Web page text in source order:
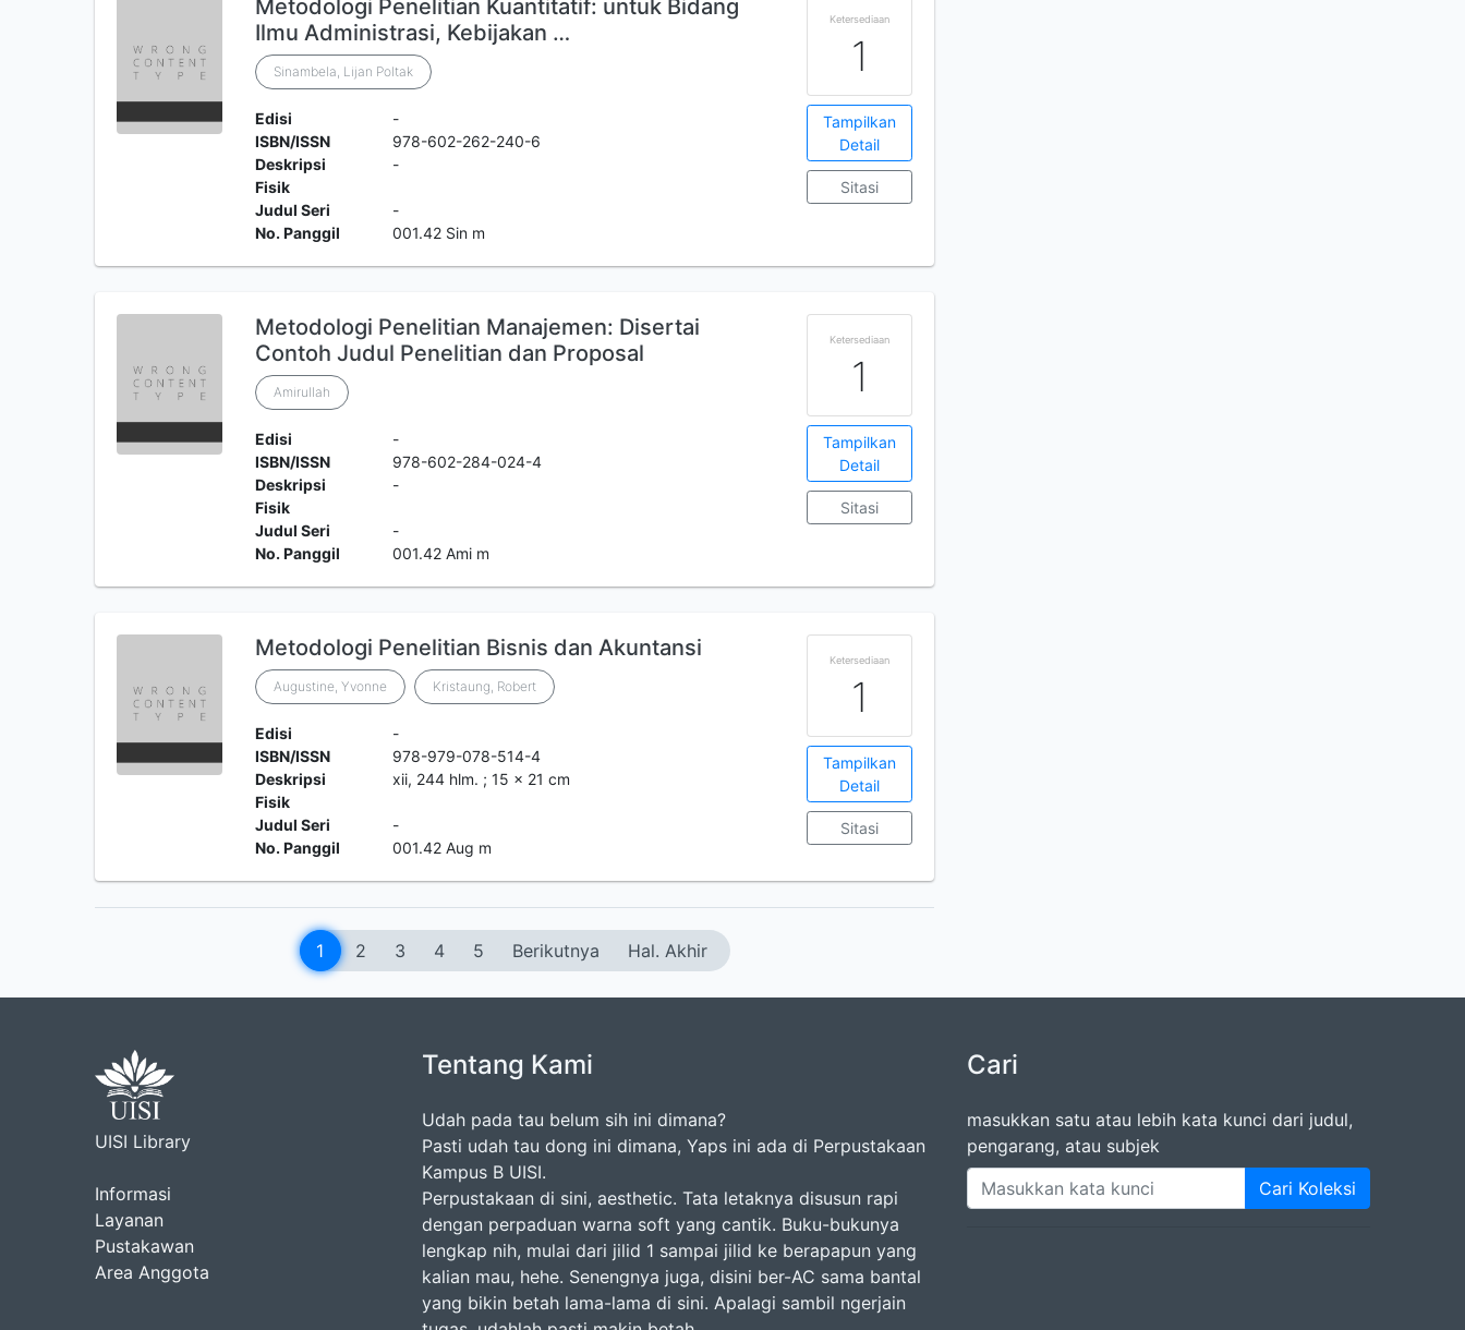
Metodologi Penelitian Kuantitatif: untuk Bidang
Ilmu Administrasi, Kebijakan …
Sinambela, Lijan Poltak
Edisi
-
ISBN/ISSN
978-602-262-240-6
Deskripsi
Fisik
-
Judul Seri
-
No. Panggil
001.42 Sin m
Ketersediaan
1
Tampilkan
Detail
Sitasi
Metodologi Penelitian Manajemen: Disertai
Contoh Judul Penelitian dan Proposal
Amirullah
Edisi
-
ISBN/ISSN
978-602-284-024-4
Deskripsi
Fisik
-
Judul Seri
-
No. Panggil
001.42 Ami m
Ketersediaan
1
Tampilkan
Detail
Sitasi
Metodologi Penelitian Bisnis dan Akuntansi
Augustine, Yvonne Kristaung, Robert
Edisi
-
ISBN/ISSN
978-979-078-514-4
Deskripsi
Fisik
xii, 244 hlm. ; 15 x 21 cm
Judul Seri
-
No. Panggil
001.42 Aug m
Ketersediaan
1
Tampilkan
Detail
Sitasi
1 2 3 4 5 Berikutnya Hal. Akhir
UISI Library
Informasi
Layanan
Pustakawan
Area Anggota
Tentang Kami
Udah pada tau belum sih ini dimana?
Pasti udah tau dong ini dimana, Yaps ini ada di Perpustakaan
Kampus B UISI.
Perpustakaan di sini, aesthetic. Tata letaknya disusun rapi
dengan perpaduan warna soft yang cantik. Buku-bukunya
lengkap nih, mulai dari jilid 1 sampai jilid ke berapapun yang
kalian mau, hehe. Senengnya juga, disini ber-AC sama bantal
yang bikin betah lama-lama di sini. Apalagi sambil ngerjain
Cari
masukkan satu atau lebih kata kunci dari judul,
pengarang, atau subjek
Cari Koleksi